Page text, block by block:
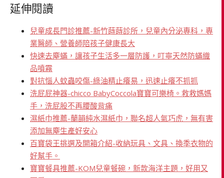
延伸閱讀
兒童成長門診推薦-新竹蒔蒔診所，兒童內分泌專科，專
業醫師、營養師陪孩子健康長大
快速去塵蟎，讓孩子生活多一層防護，叮寧天然防蟎織
品噴霧
對抗惱人蚊蟲咬傷-綠油精止癢易，迅速止癢不抓抓
洗屁屁神器-chicco BabyCoccola寶寶可樂椅。救救媽媽
手，洗屁股不再腰酸背痛
濕紙巾推薦-蘭韻純水濕紙巾，聯名超人氣巧虎，無有害
添加無塵生產好安心
百寶袋王挑選及開箱介紹-收納玩具、文具、換季衣物的
好幫手。
寶寶餐具推薦-KOM兒童餐碗，新款海洋主題，好用又